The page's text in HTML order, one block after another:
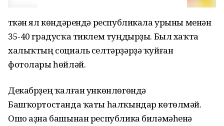
Үткән ял көндәрендә республикала урыны менән
35-40 градусҡа тиклем туңдырҙы. Был хаҡта
халыҡтың социаль селтәрҙәрҙә ҡуйған
фотолары һөйләй.
Декабрҙең ҡалған ункөнлөгөндә
Башҡортостанда ҡаты һалҡындар көтөлмәй.
Ошо аҙна башынан республика биләмәһенә